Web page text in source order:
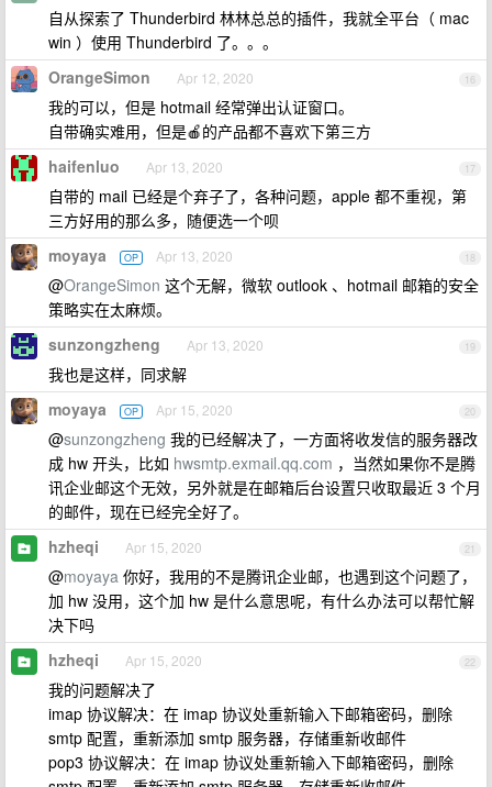
自从探索了 Thunderbird 林林总总的插件，我就全平台（ mac
win ）使用 Thunderbird 了。。。
16
OrangeSimon Apr 12, 2020
我的可以，但是 hotmail 经常弹出认证窗口。
自带确实难用，但是🍎的产品都不喜欢下第三方
17
haifenluo Apr 13, 2020
自带的 mail 已经是个弃子了，各种问题，apple 都不重视，第
三方好用的那么多，随便选一个呗
18
moyaya OP Apr 13, 2020
@OrangeSimon 这个无解，微软 outlook 、hotmail 邮箱的安全
策略实在太麻烦。
19
sunzongzheng Apr 13, 2020
我也是这样，同求解
20
moyaya OP Apr 15, 2020
@sunzongzheng 我的已经解决了，一方面将收发信的服务器改
成 hw 开头，比如 hwsmtp.exmail.qq.com ，当然如果你不是腾
讯企业邮这个无效，另外就是在邮箱后台设置只收取最近 3 个月
的邮件，现在已经完全好了。
21
hzheqi Apr 15, 2020
@moyaya 你好，我用的不是腾讯企业邮，也遇到这个问题了，
加 hw 没用，这个加 hw 是什么意思呢，有什么办法可以帮忙解
决下吗
22
hzheqi Apr 15, 2020
我的问题解决了
imap 协议解决：在 imap 协议处重新输入下邮箱密码，删除
smtp 配置，重新添加 smtp 服务器，存储重新收邮件
pop3 协议解决：在 imap 协议处重新输入下邮箱密码，删除